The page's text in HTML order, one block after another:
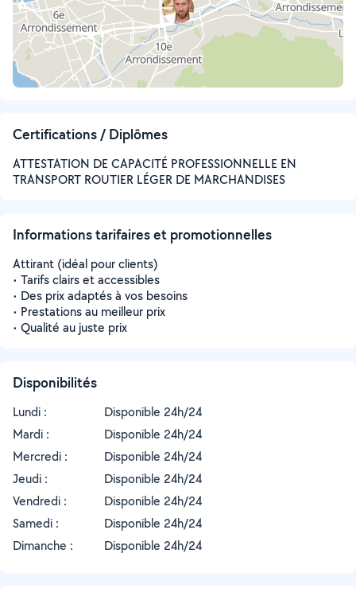
Certifications / Diplômes
ATTESTATION DE CAPACITÉ PROFESSIONNELLE EN
TRANSPORT ROUTIER LÉGER DE MARCHANDISES
Informations tarifaires et promotionnelles
Attirant (idéal pour clients)
• Tarifs clairs et accessibles
• Des prix adaptés à vos besoins
• Prestations au meilleur prix
• Qualité au juste prix
Disponibilités
Lundi :
Disponible 24h/24
Mardi :
Disponible 24h/24
Mercredi :
Disponible 24h/24
Jeudi :
Disponible 24h/24
Vendredi :
Disponible 24h/24
Samedi :
Disponible 24h/24
Dimanche :
Disponible 24h/24